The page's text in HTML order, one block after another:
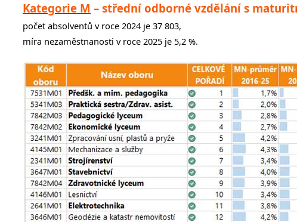
Kategorie M – střední odborné vzdělání s
počet absolventů v roce 2024 je 37 803,
míra nezaměstnanosti v roce 2025 je 5,2 %.